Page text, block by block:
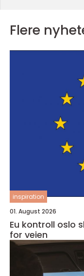
Flere
inspiration
01. August 2026
Eu kontroll oslo slik sikrer du at bilen er klar
for veien